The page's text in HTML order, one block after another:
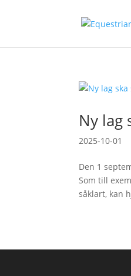
Ny lag
2025-10-01
Den 1
Som till
såklart, kan